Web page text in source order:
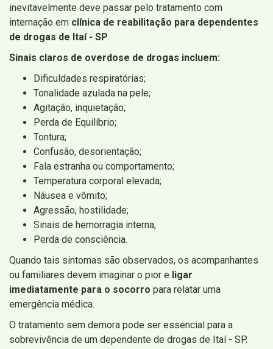
inevitavelmente deve passar pelo tratamento com
internação em clínica de reabilitação para dependentes
de drogas de Itaí - SP.
Sinais claros de overdose de drogas incluem:
Dificuldades respiratórias;
Tonalidade azulada na pele;
Agitação, inquietação;
Perda de Equilíbrio;
Tontura;
Confusão, desorientação;
Fala estranha ou comportamento;
Temperatura corporal elevada;
Náusea e vômito;
Agressão, hostilidade;
Sinais de hemorragia interna;
Perda de consciência.
Quando tais sintomas são observados, os acompanhantes
ou familiares devem imaginar o pior e ligar
imediatamente para o socorro para relatar uma
emergência médica.
O tratamento sem demora pode ser essencial para a
sobrevivência de um dependente de drogas de Itaí - SP.